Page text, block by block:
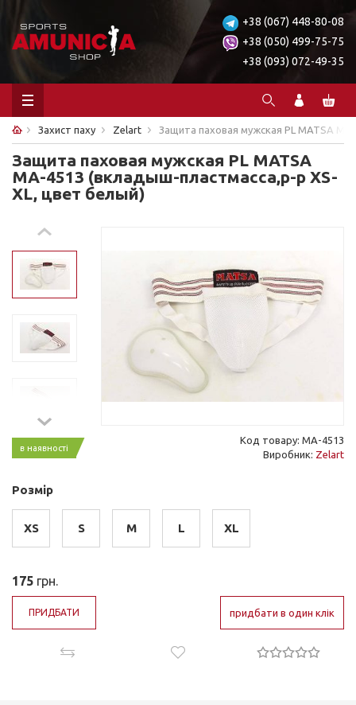
+38 (067) 448-80-08
+38 (050) 499-75-75
+38 (093) 072-49-35
Захист паху Zelart Защита паховая мужская PL MATSA
Защита паховая мужская PL MATSA
MA-4513 (вкладыш-пластмасса,р-р XS-
XL, цвет белый)
в наявності
Код товару: MA-4513
Виробник: Zelart
Розмір
XS S M L XL
175 грн.
ПРИДБАТИ придбати в один клік